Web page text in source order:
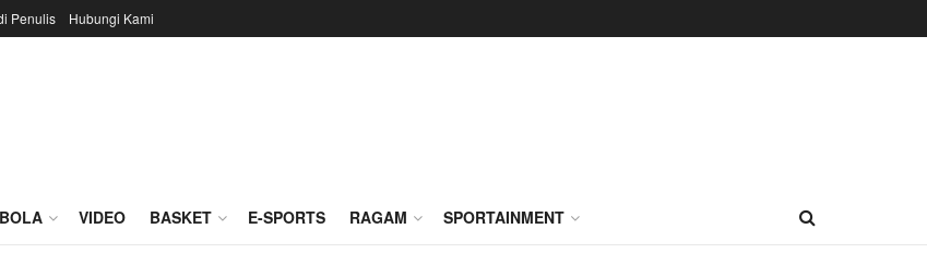
Penulis Hubungi Kami
VIDEO BASKET E-SPORTS RAGAM SPORTAINMENT